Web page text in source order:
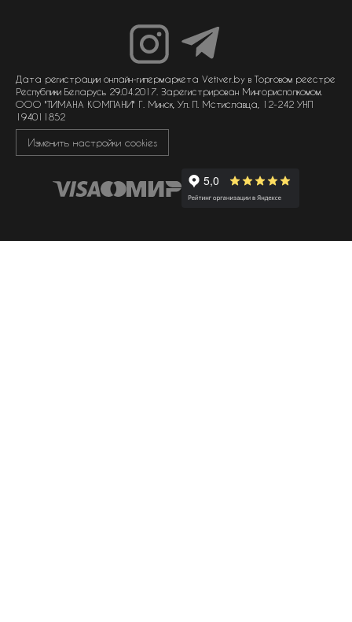
мужская парфюмерия
унисекс парфюмерия
доставка и оплата
как совершить покупку
политика обработки персональных данных
политика обработки файлов cookie
Дата регистрации онлайн-гипермаркета Vetiver.by в Торговом реестре
Республики Беларусь 29.04.2017. Зарегистрирован Мингорисполкомом.
ООО "ТИМАНА КОМПАНИ" Г. Минск, Ул. П. Мстиславца, 12-242 УНП
194011852
Изменить настройки cookies